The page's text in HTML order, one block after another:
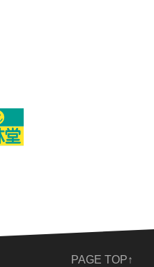
PAGE TOP↑